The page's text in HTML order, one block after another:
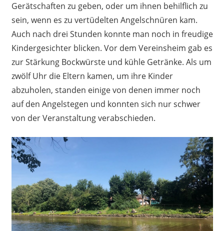
Gerätschaften zu geben, oder um ihnen behilflich zu
sein, wenn es zu vertüdelten Angelschnüren kam.
Auch nach drei Stunden konnte man noch in freudige
Kindergesichter blicken. Vor dem Vereinsheim gab es
zur Stärkung Bockwürste und kühle Getränke. Als um
zwölf Uhr die Eltern kamen, um ihre Kinder
abzuholen, standen einige von denen immer noch
auf den Angelstegen und konnten sich nur schwer
von der Veranstaltung verabschieden.